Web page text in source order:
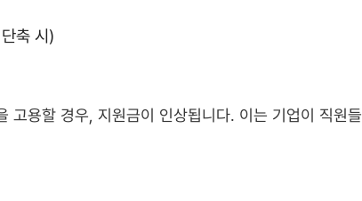
축 시)
고용할 경우, 지원금이 인상됩니다. 이는 기업이 직원